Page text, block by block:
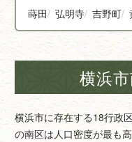
蒔田
弘明寺 吉野町
横浜
横浜市に存在する18行政
の南区は人口密度が最も